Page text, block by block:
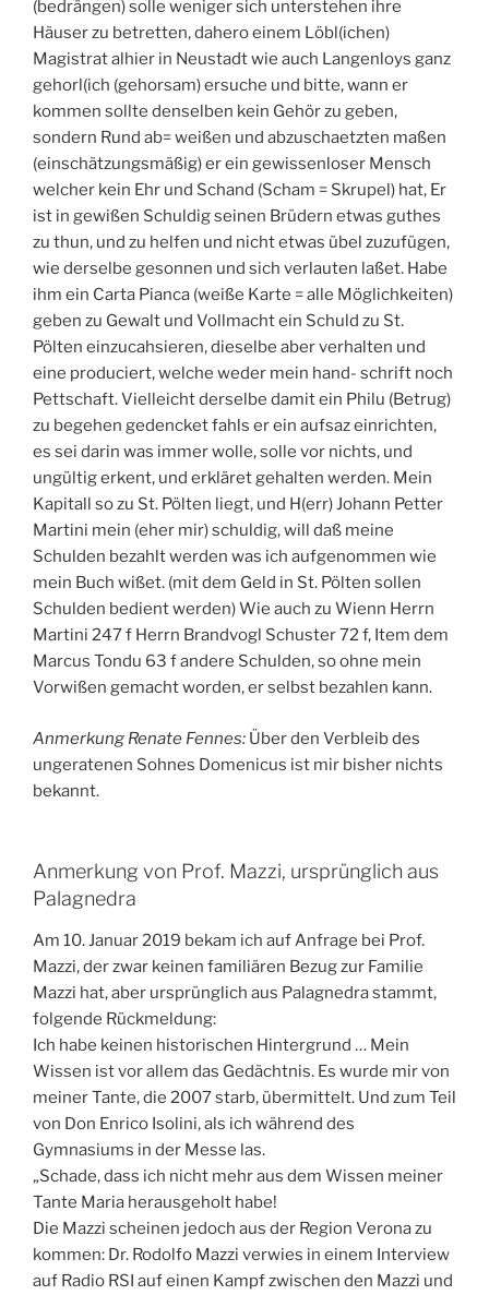
(bedrängen) solle weniger sich unterstehen ihre
Häuser zu betretten, dahero einem Löbl(ichen)
Magistrat alhier in Neustadt wie auch Langenloys ganz
gehorl(ich (gehorsam) ersuche und bitte, wann er
kommen sollte denselben kein Gehör zu geben,
sondern Rund ab= weißen und abzuschaetzten maßen
(einschätzungsmäßig) er ein gewissenloser Mensch
welcher kein Ehr und Schand (Scham = Skrupel) hat, Er
ist in gewißen Schuldig seinen Brüdern etwas guthes
zu thun, und zu helfen und nicht etwas übel zuzufügen,
wie derselbe gesonnen und sich verlauten laßet. Habe
ihm ein Carta Pianca (weiße Karte = alle Möglichkeiten)
geben zu Gewalt und Vollmacht ein Schuld zu St.
Pölten einzucahsieren, dieselbe aber verhalten und
eine produciert, welche weder mein hand- schrift noch
Pettschaft. Vielleicht derselbe damit ein Philu (Betrug)
zu begehen gedencket fahls er ein aufsaz einrichten,
es sei darin was immer wolle, solle vor nichts, und
ungültig erkent, und erkläret gehalten werden. Mein
Kapitall so zu St. Pölten liegt, und H(err) Johann Petter
Martini mein (eher mir) schuldig, will daß meine
Schulden bezahlt werden was ich aufgenommen wie
mein Buch wißet. (mit dem Geld in St. Pölten sollen
Schulden bedient werden) Wie auch zu Wienn Herrn
Martini 247 f Herrn Brandvogl Schuster 72 f, Item dem
Marcus Tondu 63 f andere Schulden, so ohne mein
Vorwißen gemacht worden, er selbst bezahlen kann.
Anmerkung Renate Fennes: Über den Verbleib des
ungeratenen Sohnes Domenicus ist mir bisher nichts
bekannt.
Anmerkung von Prof. Mazzi, ursprünglich aus
Palagnedra
Am 10. Januar 2019 bekam ich auf Anfrage bei Prof.
Mazzi, der zwar keinen familiären Bezug zur Familie
Mazzi hat, aber ursprünglich aus Palagnedra stammt,
folgende Rückmeldung:
Ich habe keinen historischen Hintergrund … Mein
Wissen ist vor allem das Gedächtnis. Es wurde mir von
meiner Tante, die 2007 starb, übermittelt. Und zum Teil
von Don Enrico Isolini, als ich während des
Gymnasiums in der Messe las.
„Schade, dass ich nicht mehr aus dem Wissen meiner
Tante Maria herausgeholt habe!
Die Mazzi scheinen jedoch aus der Region Verona zu
kommen: Dr. Rodolfo Mazzi verwies in einem Interview
auf Radio RSI auf einen Kampf zwischen den Mazzi und